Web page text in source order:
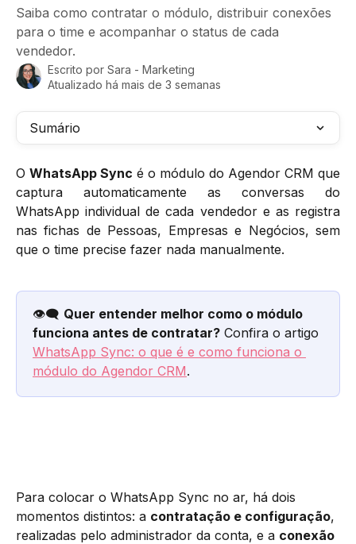
Saiba como contratar o módulo, distribuir conexões
para o time e acompanhar o status de cada
vendedor.
Escrito por Sara - Marketing
Atualizado há mais de 3 semanas
Sumário
O WhatsApp Sync é o módulo do Agendor CRM que
captura automaticamente as conversas do
WhatsApp individual de cada vendedor e as registra
nas fichas de Pessoas, Empresas e Negócios, sem
que o time precise fazer nada manualmente.
👁️‍🗨️ Quer entender melhor como o módulo
funciona antes de contratar? Confira o artigo
WhatsApp Sync: o que é e como funciona o
módulo do Agendor CRM.
Para colocar o WhatsApp Sync no ar, há dois
momentos distintos: a contratação e configuração,
realizadas pelo administrador da conta, e a conexão